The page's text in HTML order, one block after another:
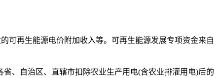
可再生能源电价附加收入等。可再生能源发展专项资金来自
、自治区、直辖市扣除农业生产用电(含农业排灌用电)后的